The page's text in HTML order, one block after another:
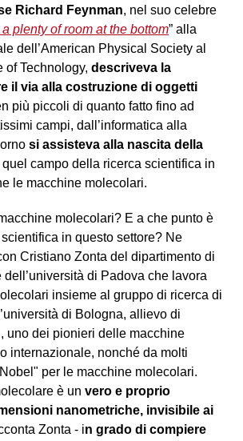
Richard Feynman, nel suo celebre
a plenty of room at the bottom” alla
dell’American Physical Society al
of Technology, descriveva la
il via alla costruzione di oggetti
più piccoli di quanto fatto fino ad
campi, dall’informatica alla
si assisteva alla nascita della
quel campo della ricerca scientifica in
le macchine molecolari.
molecolari? E a che punto è
in questo settore? Ne
Cristiano Zonta del dipartimento di
di Padova che lavora
insieme al gruppo di ricerca di
di Bologna, allievo di
uno dei pionieri delle macchine
internazionale, nonché da molti
per le macchine molecolari.
è un vero e proprio
nanometriche, invisibile ai
Zonta - in grado di compiere